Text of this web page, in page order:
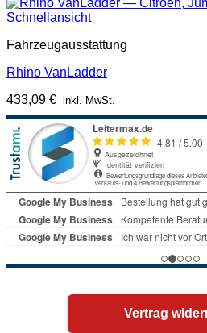
Schnellansicht
Fahrzeugausstattung
Rhino VanLadder
433,09 € inkl. MwSt.
Vertrag